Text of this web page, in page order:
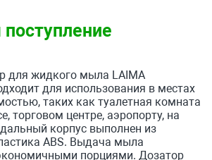
для жидкого мыла LAIMA
для использования в местах
таких как туалетная комната
торговом центре, аэропорту, на
корпус выполнен из
ABS. Выдача мыла
порциями. Дозатор